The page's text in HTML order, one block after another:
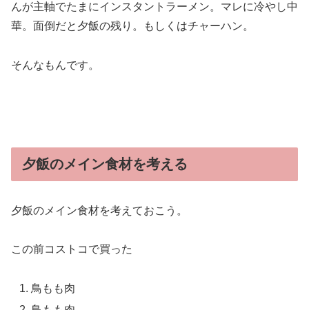
んが主軸でたまにインスタントラーメン。マレに冷やし中
華。面倒だと夕飯の残り。もしくはチャーハン。
そんなもんです。
夕飯のメイン食材を考える
夕飯のメイン食材を考えておこう。
この前コストコで買った
鳥もも肉